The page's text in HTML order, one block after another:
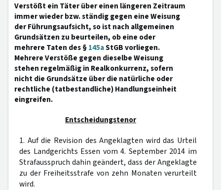
Verstößt ein Täter über einen längeren Zeitraum
immer wieder bzw. ständig gegen eine Weisung
der Führungsaufsicht, so ist nach allgemeinen
Grundsätzen zu beurteilen, ob eine oder
mehrere Taten des §145aStGB vorliegen.
Mehrere Verstöße gegen dieselbe Weisung
stehen regelmäßig in Realkonkurrenz, sofern
nicht die Grundsätze über die natürliche oder
rechtliche (tatbestandliche) Handlungseinheit
eingreifen.
Entscheidungstenor
1. Auf die Revision des Angeklagten wird das Urteil
des Landgerichts Essen vom 4. September 2014 im
Strafausspruch dahin geändert, dass der Angeklagte
zu der Freiheitsstrafe von zehn Monaten verurteilt
wird.